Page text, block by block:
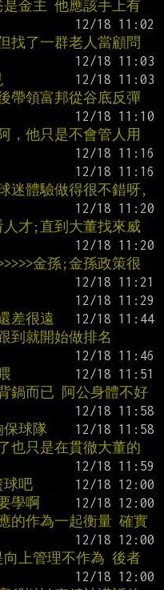
金主 他應該手上有
找了一群老人當顧問
帶領富邦從谷底反彈
，他只是不會管人用
迷體驗做得很不錯呀,
才;直到大董找來威
金孫;金孫政策很
差很遠
到就開始做排名
鍋而已 阿公身體不好
球隊
也只是在貫徹大董的
球吧
學啊
的作為一起衡量 確實
上管理不作為 後者